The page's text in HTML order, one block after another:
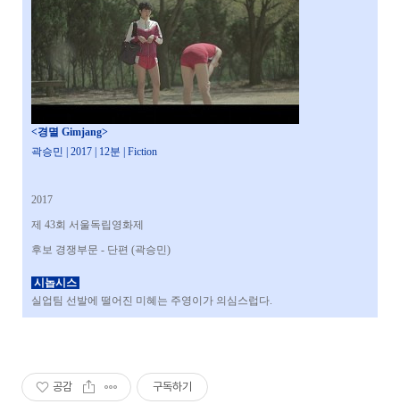
<경멸 Gimjang>
곽승민 | 2017 | 12분 | Fiction
2017
제 43회 서울독립영화제
후보 경쟁부문 - 단편 (곽승민)
시놉시스
실업팀 선발에 떨어진 미혜는 주영이가 의심스럽다.
공감 구독하기